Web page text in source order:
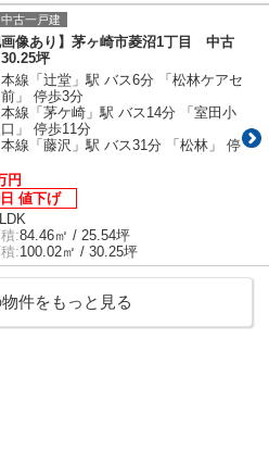
古一戸建
画像あり】茅ヶ崎市菱沼1丁目 中古
坪
線「辻堂」駅 バス6分 「松林ケアセ
」 停歩3分
線「茅ケ崎」駅 バス14分 「室田小
」 停歩11分
線「藤沢」駅 バス31分 「松林」 停
円
値下げ
:84.46㎡ / 25.54坪
:100.02㎡ / 30.25坪
件をもっと見る